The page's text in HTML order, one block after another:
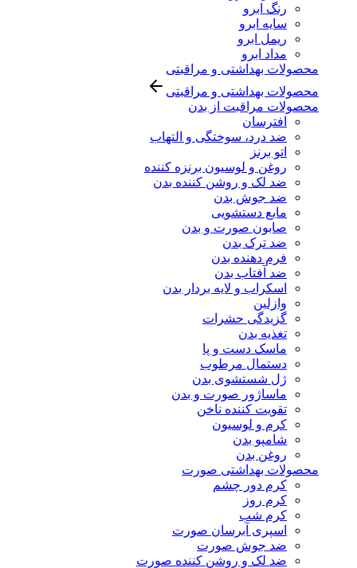
رنگ ابرو
سایه ابرو
ریمل ابرو
مداد ابرو
محصولات بهداشتی و مراقبتی
محصولات بهداشتی و مراقبتی
محصولات مراقبت از بدن
افترسان
ضد درد، سوختگی و التهاب
اتو برنز
روغن و لوسیون برنزه کننده
ضد لک و روشن کننده بدن
ضد جوش بدن
مایع دستشویی
صابون صورت و بدن
ضد ترک بدن
فرم دهنده بدن
ضد آفتاب بدن
اسکراب و لایه بردار بدن
وازلین
گزیدگی حشرات
تغذیه بدن
ماسک دست و پا
دستمال مرطوب
ژل شستشوی بدن
ماساژور صورت و بدن
تقویت کننده ناخن
کرم و لوسیون
شامپو بدن
روغن بدن
محصولات بهداشتی صورت
کرم دور چشم
کرم روز
کرم شب
اسپری آبرسان صورت
ضد جوش صورت
ضد لک و روشن کننده صورت